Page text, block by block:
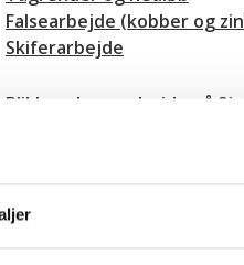
Falsearbejde (kobber og
Skiferarbejde
Blikkenslagerarbejde på
Blikkenslager til
Blikkenslagerarbejde for
Inddækninger og
Årets håndværker